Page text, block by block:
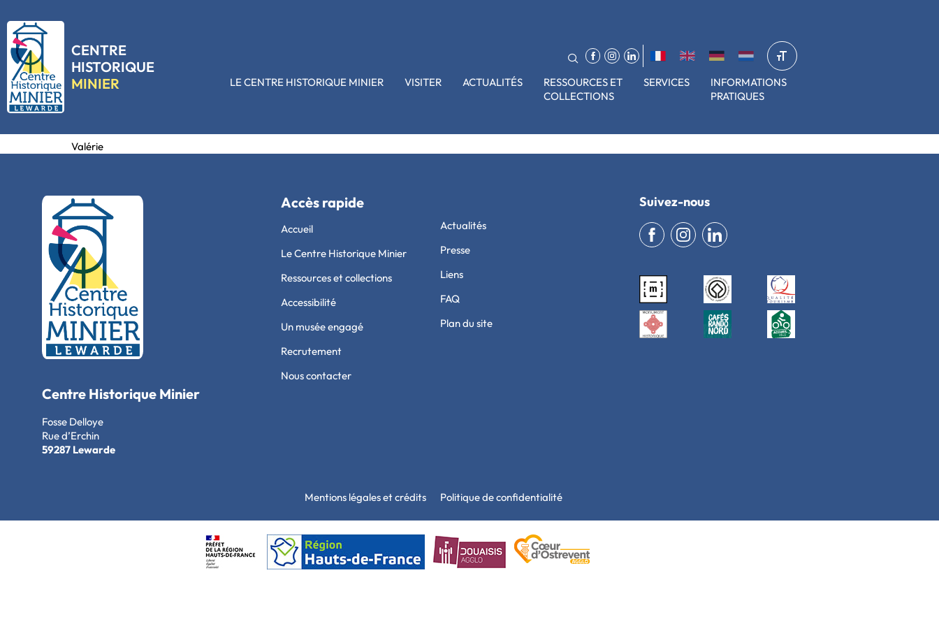
CENTRE
HISTORIQUE
MINIER
LE CENTRE HISTORIQUE MINIER VISITER ACTUALITÉS
RESSOURCES ET
COLLECTIONS
SERVICES
INFORMATIONS
PRATIQUES
Valérie
Centre Historique Minier
Fosse Delloye
Rue d’Erchin
59287 Lewarde
Accès rapide
Accueil
Le Centre Historique Minier
Ressources et collections
Accessibilité
Un musée engagé
Recrutement
Nous contacter
Actualités
Presse
Liens
FAQ
Plan du site
Suivez-nous
Mentions légales et crédits Politique de confidentialité